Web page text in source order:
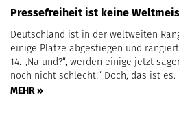
Pressefreiheit ist keine
Deutschland ist in der weltweiten
einige Plätze abgestiegen und
14. „Na und?“, werden einige jetzt
noch nicht schlecht!“ Doch, das ist es.
MEHR »